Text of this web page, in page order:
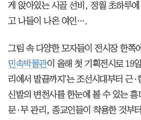
게 앉아있는 시골 선비, 정월 초하루
고 나들이 나온 여인….
그림 속 다양한 모자들이 전시장 한쪽
민속박물관이 올해 첫 기획전시로 19
리에서 발끝까지'는 조선시대부터 근·
신발의 변천사를 한눈에 볼 수 있는
문·무 관리, 종교인들이 착용한 것부